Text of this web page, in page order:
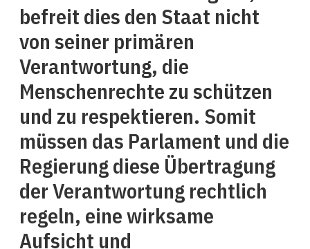
befreit dies den Staat nicht
von seiner primären
Verantwortung, die
Menschenrechte zu schützen
und zu respektieren. Somit
müssen das Parlament und die
Regierung diese Übertragung
der Verantwortung rechtlich
regeln, eine wirksame
Aufsicht und